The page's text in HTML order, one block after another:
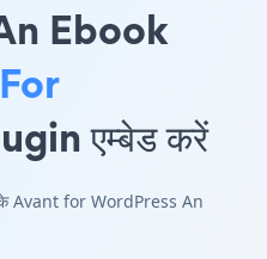
An Ebook
एम्बेड करें
के Avant for WordPress An